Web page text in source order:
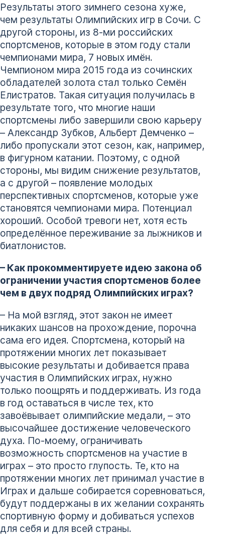
Результаты этого зимнего сезона хуже,
чем результаты Олимпийских игр в Сочи. С
другой стороны, из 8-ми российских
спортсменов, которые в этом году стали
чемпионами мира, 7 новых имён.
Чемпионом мира 2015 года из сочинских
обладателей золота стал только Семён
Елистратов. Такая ситуация получилась в
результате того, что многие наши
спортсмены либо завершили свою карьеру
– Александр Зубков, Альберт Демченко –
либо пропускали этот сезон, как, например,
в фигурном катании. Поэтому, с одной
стороны, мы видим снижение результатов,
а с другой – появление молодых
перспективных спортсменов, которые уже
становятся чемпионами мира. Потенциал
хороший. Особой тревоги нет, хотя есть
определённое переживание за лыжников и
биатлонистов.
– Как прокомментируете идею закона об
ограничении участия спортсменов более
чем в двух подряд Олимпийских играх?
– На мой взгляд, этот закон не имеет
никаких шансов на прохождение, порочна
сама его идея. Спортсмена, который на
протяжении многих лет показывает
высокие результаты и добивается права
участия в Олимпийских играх, нужно
только поощрять и поддерживать. Из года
в год оставаться в числе тех, кто
завоёвывает олимпийские медали, – это
высочайшее достижение человеческого
духа. По-моему, ограничивать
возможность спортсменов на участие в
играх – это просто глупость. Те, кто на
протяжении многих лет принимал участие в
Играх и дальше собирается соревноваться,
будут поддержаны в их желании сохранять
спортивную форму и добиваться успехов
для себя и для всей страны.